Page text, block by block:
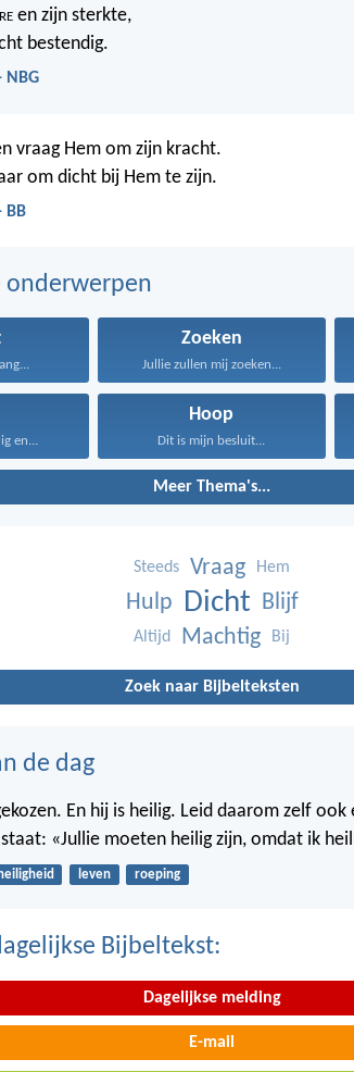
en zijn sterkte,
bestendig.
NBG
vraag Hem om zijn kracht.
om dicht bij Hem te zijn.
BB
onderwerpen
Zoeken
Jullie zullen mij zoeken...
en...
Hoop
Dit is mijn besluit...
Meer Thema's...
Steeds Vraag Hem
Hulp Dicht Blijf
Altijd Machtig Bij
Zoek naar Bijbelteksten
de dag
En hij is heilig. Leid daarom zelf
«Jullie moeten heilig zijn, omdat ik
heiligheid leven roeping
Bijbeltekst:
Dagelijkse melding
E-mail